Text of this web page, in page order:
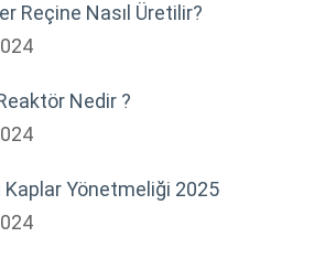
Reçine Nasıl Üretilir?
Nedir ?
Kaplar Yönetmeliği 2025